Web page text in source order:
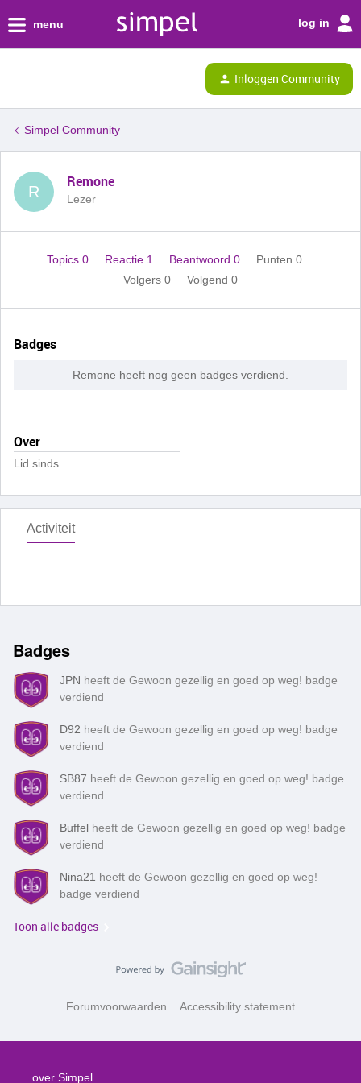
menu log in
Inloggen Community
Simpel Community
R
Remone
Lezer
Topics 0 Reactie 1 Beantwoord 0
Punten 0
Volgers 0 Volgend 0
Badges
Remone heeft nog geen badges verdiend.
Over
Lid sinds
Activiteit
Badges
JPN heeft de Gewoon gezellig en goed op weg! badge
verdiend
D92 heeft de Gewoon gezellig en goed op weg! badge
verdiend
SB87 heeft de Gewoon gezellig en goed op weg! badge
verdiend
Buffel heeft de Gewoon gezellig en goed op weg! badge
verdiend
Nina21 heeft de Gewoon gezellig en goed op weg!
badge verdiend
Toon alle badges
Forumvoorwaarden Accessibility statement
over Simpel